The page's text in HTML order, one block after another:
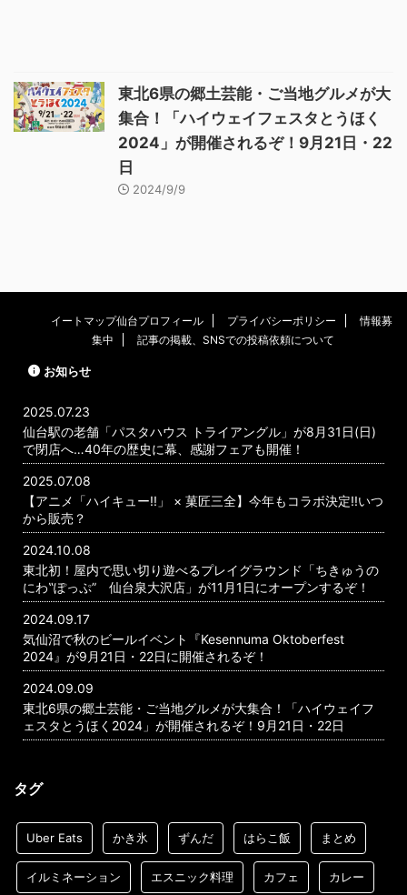
東北6県の郷土芸能・ご当地グルメが大
集合！「ハイウェイフェスタとうほく
2024」が開催されるぞ！9月21日・22
日
2024/9/9
イートマップ仙台プロフィール プライバシーポリシー
情報募
集中
記事の掲載、SNSでの投稿依頼について
お知らせ
2025.07.23
仙台駅の老舗「パスタハウス トライアングル」が8月31日(日)
で閉店へ…40年の歴史に幕、感謝フェアも開催！
2025.07.08
【アニメ「ハイキュー!!」 × 菓匠三全】今年もコラボ決定!!いつ
から販売？
2024.10.08
東北初！屋内で思い切り遊べるプレイグラウンド「ちきゅうの
にわ‟ぽっぷ” 仙台泉大沢店」が11月1日にオープンするぞ！
2024.09.17
気仙沼で秋のビールイベント『Kesennuma Oktoberfest
2024』が9月21日・22日に開催されるぞ！
2024.09.09
東北6県の郷土芸能・ご当地グルメが大集合！「ハイウェイフ
ェスタとうほく2024」が開催されるぞ！9月21日・22日
タグ
Uber Eats かき氷 ずんだ はらこ飯 まとめ
イルミネーション エスニック料理 カフェ カレー